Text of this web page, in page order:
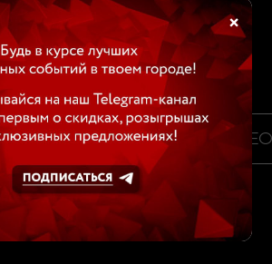
×
ВИДЕО